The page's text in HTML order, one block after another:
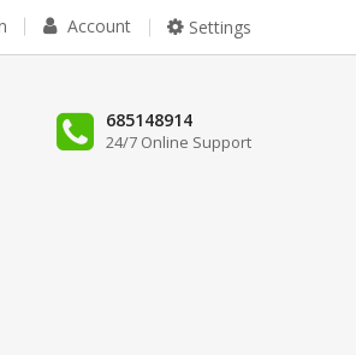
Settings
Account
685148914
24/7 Online Support